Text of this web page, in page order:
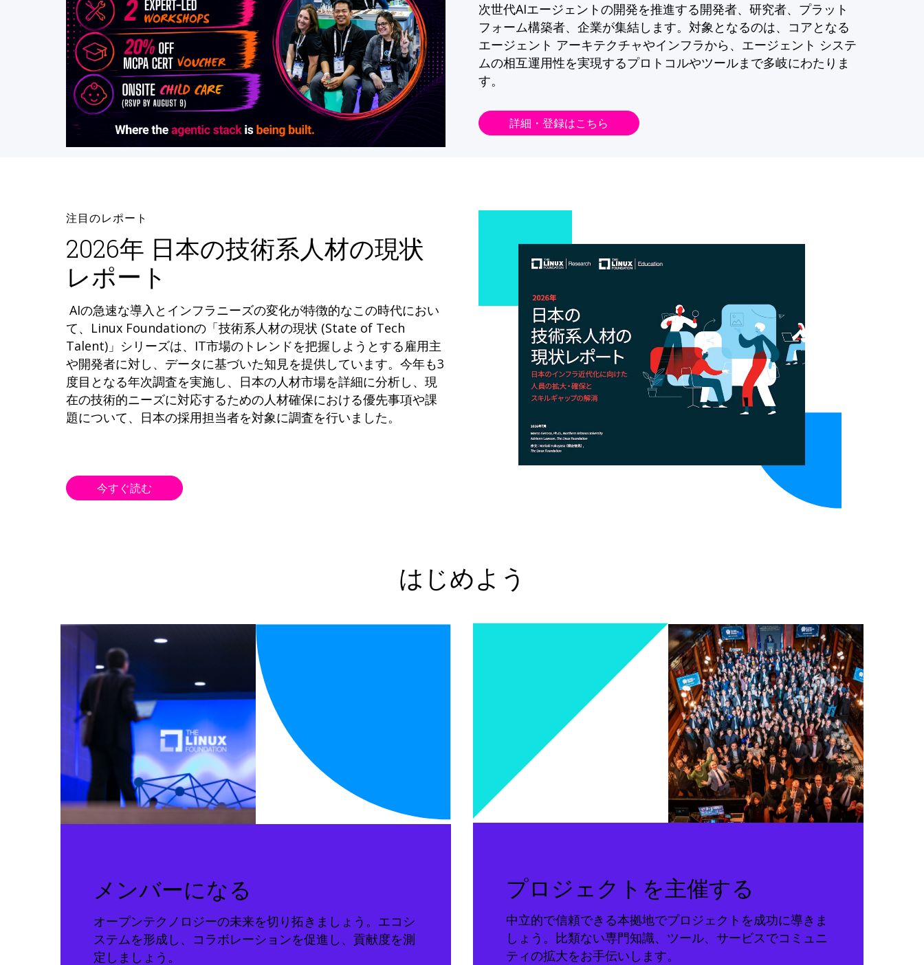
次世代AIエージェントの開発を推進する開発者、研究者、プラット
フォーム構築者、企業が集結します。対象となるのは、コアとなる
エージェント アーキテクチャやインフラから、エージェント システ
ムの相互運用性を実現するプロトコルやツールまで多岐にわたりま
す。
詳細・登録はこちら
注目のレポート
2026年 日本の技術系人材の現状
レポート
AIの急速な導入とインフラニーズの変化が特徴的なこの時代におい
て、Linux Foundationの「技術系人材の現状 (State of Tech
Talent)」シリーズは、IT市場のトレンドを把握しようとする雇用主
や開発者に対し、データに基づいた知見を提供しています。今年も3
度目となる年次調査を実施し、日本の人材市場を詳細に分析し、現
在の技術的ニーズに対応するための人材確保における優先事項や課
題について、日本の採用担当者を対象に調査を行いました。
今すぐ読む
はじめよう
メンバーになる
オープンテクノロジーの未来を切り拓きましょう。エコシ
ステムを形成し、コラボレーションを促進し、貢献度を測
定しましょう。
プロジェクトを主催する
中立的で信頼できる本拠地でプロジェクトを成功に導きま
しょう。比類ない専門知識、ツール、サービスでコミュニ
ティの拡大をお手伝いします。